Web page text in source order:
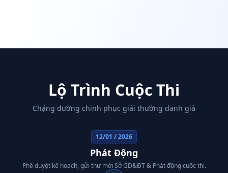
Lộ Trình Cuộc Thi
Chặng đường chinh phục giải thưởng danh giá
12/01 /2026
Phát Động
Phê duyệt kế hoạch, gửi thư mời Sở GD&ĐT & Phát động cuộc thi.